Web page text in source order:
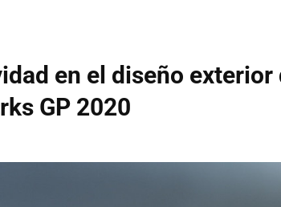
en el diseño exterior
GP 2020